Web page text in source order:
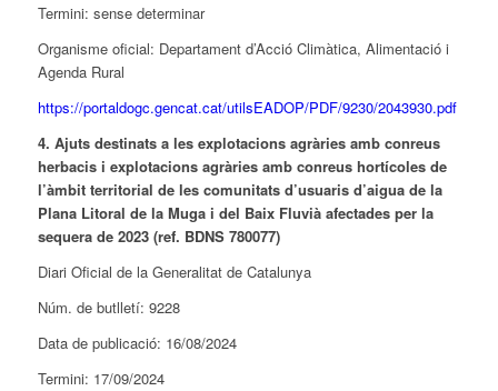
Termini: sense determinar
Organisme oficial: Departament d’Acció Climàtica, Alimentació i
Agenda Rural
https://portaldogc.gencat.cat/utilsEADOP/PDF/9230/2043930.pdf
4. Ajuts destinats a les explotacions agràries amb conreus
herbacis i explotacions agràries amb conreus hortícoles de
l’àmbit territorial de les comunitats d’usuaris d’aigua de la
Plana Litoral de la Muga i del Baix Fluvià afectades per la
sequera de 2023 (ref. BDNS 780077)
Diari Oficial de la Generalitat de Catalunya
Núm. de butlletí: 9228
Data de publicació: 16/08/2024
Termini: 17/09/2024